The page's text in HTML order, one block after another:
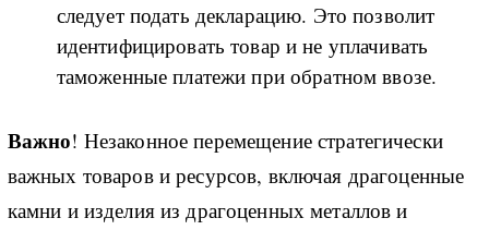
следует подать декларацию. Это позволит
идентифицировать товар и не уплачивать
таможенные платежи при обратном ввозе.
Важно! Незаконное перемещение стратегически
важных товаров и ресурсов, включая драгоценные
камни и изделия из драгоценных металлов и